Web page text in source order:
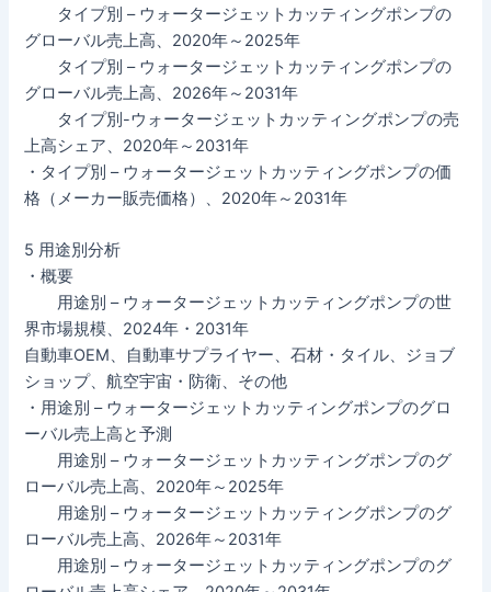
タイプ別 – ウォータージェットカッティングポンプの
グローバル売上高、2020年～2025年
タイプ別 – ウォータージェットカッティングポンプの
グローバル売上高、2026年～2031年
タイプ別-ウォータージェットカッティングポンプの売
上高シェア、2020年～2031年
・タイプ別 – ウォータージェットカッティングポンプの価
格（メーカー販売価格）、2020年～2031年
5 用途別分析
・概要
用途別 – ウォータージェットカッティングポンプの世
界市場規模、2024年・2031年
自動車OEM、自動車サプライヤー、石材・タイル、ジョブ
ショップ、航空宇宙・防衛、その他
・用途別 – ウォータージェットカッティングポンプのグロ
ーバル売上高と予測
用途別 – ウォータージェットカッティングポンプのグ
ローバル売上高、2020年～2025年
用途別 – ウォータージェットカッティングポンプのグ
ローバル売上高、2026年～2031年
用途別 – ウォータージェットカッティングポンプのグ